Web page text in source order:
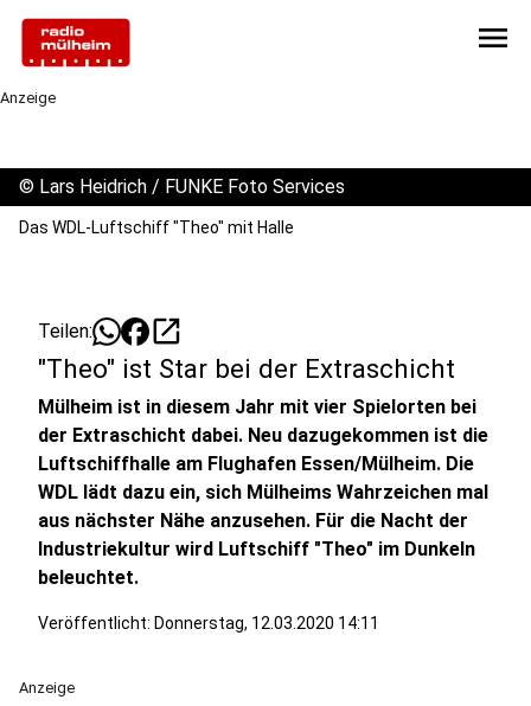
menu
Anzeige
© Lars Heidrich / FUNKE Foto Services
Das WDL-Luftschiff "Theo" mit Halle
Teilen: open_in_new
"Theo" ist Star bei der Extraschicht
Mülheim ist in diesem Jahr mit vier Spielorten bei
der Extraschicht dabei. Neu dazugekommen ist die
Luftschiffhalle am Flughafen Essen/Mülheim. Die
WDL lädt dazu ein, sich Mülheims Wahrzeichen mal
aus nächster Nähe anzusehen. Für die Nacht der
Industriekultur wird Luftschiff "Theo" im Dunkeln
beleuchtet.
Veröffentlicht: Donnerstag, 12.03.2020 14:11
Anzeige